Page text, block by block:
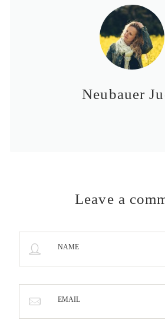
Neubauer
Leave a
NAME
EMAIL